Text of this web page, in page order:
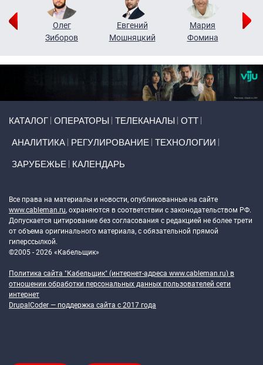
Олег
Зиборов
Евгений
Мошняцкий
Мария
Фомина
КАТАЛОГ ОПЕРАТОРЫ ТЕЛЕКАНАЛЫ ОТТ
АНАЛИТИКА РЕГУЛИРОВАНИЕ ТЕХНОЛОГИИ
ЗАРУБЕЖЬЕ КАЛЕНДАРЬ
Все права на материалы и новости, опубликованные на сайте
www.cableman.ru, охраняются в соответствии с законодательством РФ.
Допускается цитирование без согласования с редакцией не более трети
от объема оригинального материала, с обязательной прямой
гиперссылкой.
©2005 - 2026 «Кабельщик»
Политика сайта "Кабельщик" (интернет-адреса www.cableman.ru) в
отношении обработки персональных данных пользователей сети
интернет
DrupalCoder — поддержка сайта c 2017 года